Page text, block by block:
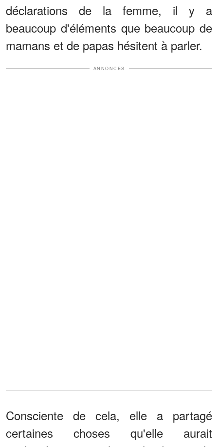
déclarations de la femme, il y a
beaucoup d'éléments que beaucoup de
mamans et de papas hésitent à parler.
ANNONCES
Consciente de cela, elle a partagé
certaines choses qu'elle aurait